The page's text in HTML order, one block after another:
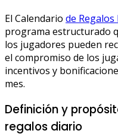
El Calendario de
programa estructurado
los jugadores pueden
el compromiso de los
incentivos y
mes.
Definición y
regalos diario